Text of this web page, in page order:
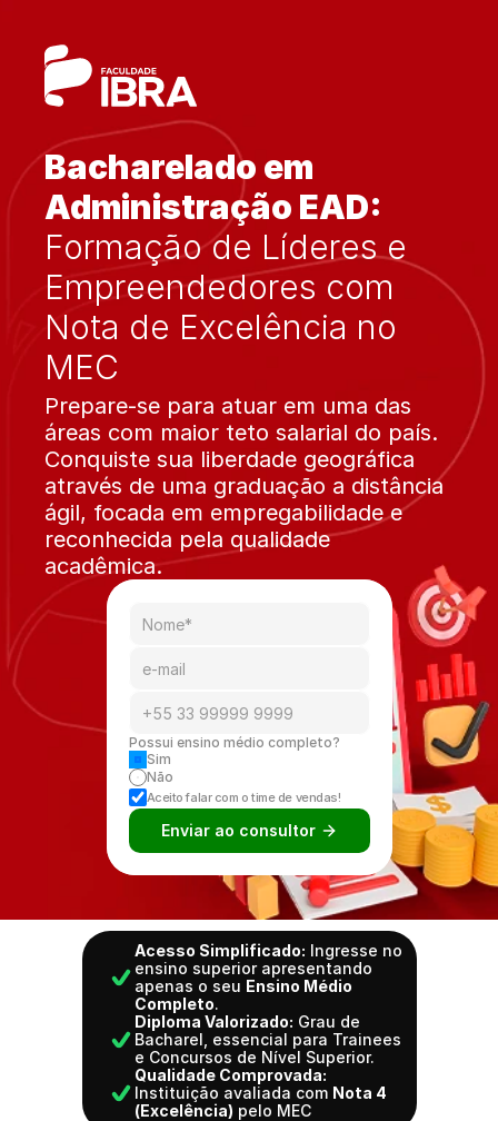
Bacharelado em
Formação de Líderes e
Empreendedores com
Nota de Excelência no
MEC
Prepare-se para atuar em uma das
áreas com maior teto salarial do país.
Conquiste sua liberdade geográfica
através de uma graduação a distância
ágil, focada em empregabilidade e
reconhecida pela qualidade
acadêmica.
Possui ensino médio completo?
Sim
Não
Aceito falar com o time de vendas!
Enviar ao consultor
Acesso Simplificado: Ingresse no
ensino superior apresentando
apenas o seu Ensino Médio
Completo.
Diploma Valorizado: Grau de
Bacharel, essencial para Trainees
e Concursos de Nível Superior.
Qualidade Comprovada:
Instituição avaliada com Nota 4
(Excelência) pelo MEC